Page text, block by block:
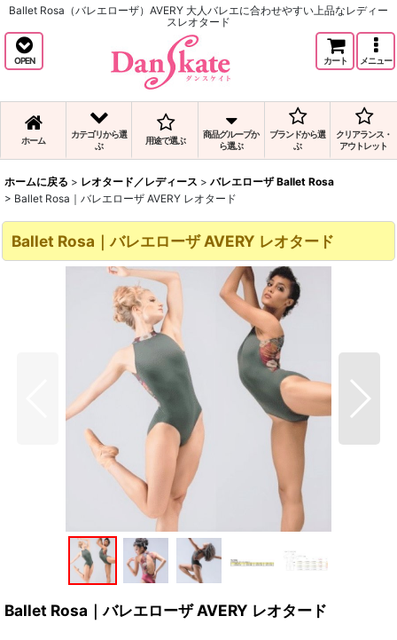
Ballet Rosa（バレエローザ）AVERY 大人バレエに合わせやすい上品なレディー
スレオタード
OPEN カート メニュー
ホーム
カテゴリから選
ぶ
用途で選ぶ
商品グループか
ら選ぶ
ブランドから選
ぶ
クリアランス・
アウトレット
ホームに戻る > レオタード／レディース > バレエローザ Ballet Rosa
> Ballet Rosa｜バレエローザ AVERY レオタード
Ballet Rosa｜バレエローザ AVERY レオタード
Ballet Rosa｜バレエローザ AVERY レオタード